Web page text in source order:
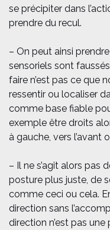
se précipiter dans
prendre du recul.
– On peut ainsi
sensoriels sont
faire n’est pas ce que
ressentir ou localiser
comme base fiable
exemple être droits
à gauche, vers l’avant
– Il ne s’agit alors pas
posture plus juste, de
comme ceci ou cela.
direction sans
direction n’est pas